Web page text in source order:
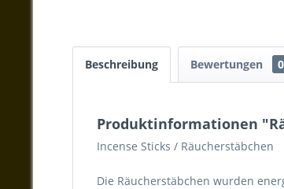
Beschreibung Bewertungen 0
Produktinformationen
Incense Sticks / Räucherstäbchen
Die Räucherstäbchen wurden